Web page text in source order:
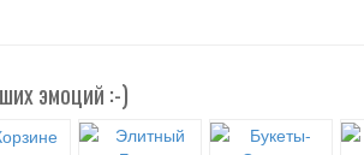
эмоций :-)